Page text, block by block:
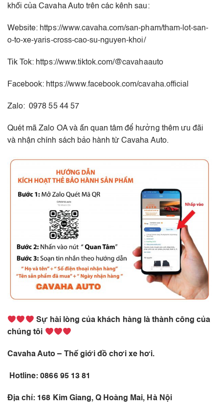
khối của Cavaha Auto trên các kênh sau:
Website: https://www.cavaha.com/san-pham/tham-lot-san-
o-to-xe-yaris-cross-cao-su-nguyen-khoi/
Tik Tok: https://www.tiktok.com/@cavahaauto
Facebook: https://www.facebook.com/cavaha.official
Zalo: 0978 55 44 57
Quét mã Zalo OA và ấn quan tâm để hưởng thêm ưu đãi
và nhận chính sách bảo hành từ Cavaha Auto.
Sự hài lòng của khách hàng là thành công của
chúng tôi
Cavaha Auto – Thế giới đồ chơi xe hơi.
Hotline: 0866 95 13 81
Địa chỉ: 168 Kim Giang, Q Hoàng Mai, Hà Nội